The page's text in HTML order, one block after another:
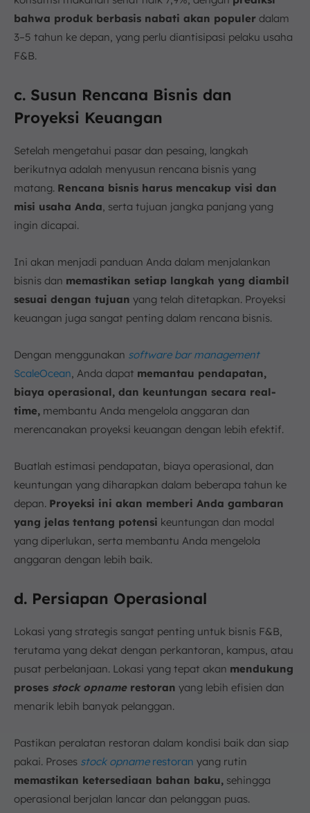
bahwa produk berbasis nabati akan populer dalam
3–5 tahun ke depan, yang perlu diantisipasi pelaku usaha
F&B.
c. Susun Rencana Bisnis dan
Proyeksi Keuangan
Setelah mengetahui pasar dan pesaing, langkah
berikutnya adalah menyusun rencana bisnis yang
matang. Rencana bisnis harus mencakup visi dan
misi usaha Anda, serta tujuan jangka panjang yang
ingin dicapai.
Ini akan menjadi panduan Anda dalam menjalankan
bisnis dan memastikan setiap langkah yang diambil
sesuai dengan tujuan yang telah ditetapkan. Proyeksi
keuangan juga sangat penting dalam rencana bisnis.
Dengan menggunakan software bar management
ScaleOcean, Anda dapat memantau pendapatan,
biaya operasional, dan keuntungan secara real-
time, membantu Anda mengelola anggaran dan
merencanakan proyeksi keuangan dengan lebih efektif.
Buatlah estimasi pendapatan, biaya operasional, dan
keuntungan yang diharapkan dalam beberapa tahun ke
depan. Proyeksi ini akan memberi Anda gambaran
yang jelas tentang potensi keuntungan dan modal
yang diperlukan, serta membantu Anda mengelola
anggaran dengan lebih baik.
d. Persiapan Operasional
Lokasi yang strategis sangat penting untuk bisnis F&B,
terutama yang dekat dengan perkantoran, kampus, atau
pusat perbelanjaan. Lokasi yang tepat akan mendukung
proses stock opnamerestoran yang lebih efisien dan
menarik lebih banyak pelanggan.
Pastikan peralatan restoran dalam kondisi baik dan siap
pakai. Proses stock opnamerestoran yang rutin
memastikan ketersediaan bahan baku, sehingga
operasional berjalan lancar dan pelanggan puas.